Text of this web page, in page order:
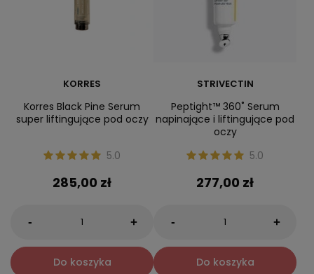
KORRES
Korres Black Pine Serum
super liftingujące pod oczy
5.0
285,00 zł
- +
Do koszyka
STRIVECTIN
Peptight™ 360˚ Serum
napinające i liftingujące pod
oczy
5.0
277,00 zł
- +
Do koszyka